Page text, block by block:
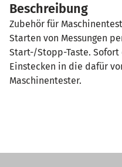
Beschreibung
Zubehör für
Starten von Messungen
Start-/Stopp-Taste.
Einstecken in die dafür
Maschinentester.